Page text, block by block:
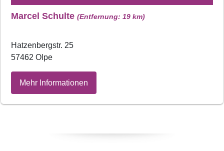
Marcel Schulte (Entfernung: 19 km)
Hatzenbergstr. 25
57462 Olpe
Mehr Informationen